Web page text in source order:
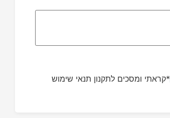
*קראתי ומסכים לתקנון תנאי שימוש